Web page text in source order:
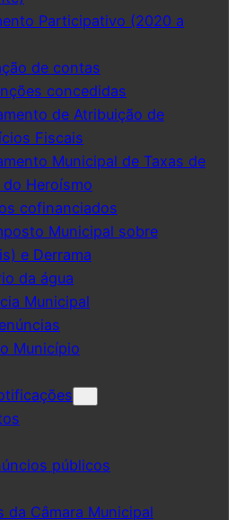
Participativo (2020 a
de contas
concedidas
de Atribuição de
Fiscais
Municipal de Taxas de
Heroísmo
cofinanciados
Municipal sobre
e Derrama
da água
Municipal
Município
públicos
da Câmara Municipal